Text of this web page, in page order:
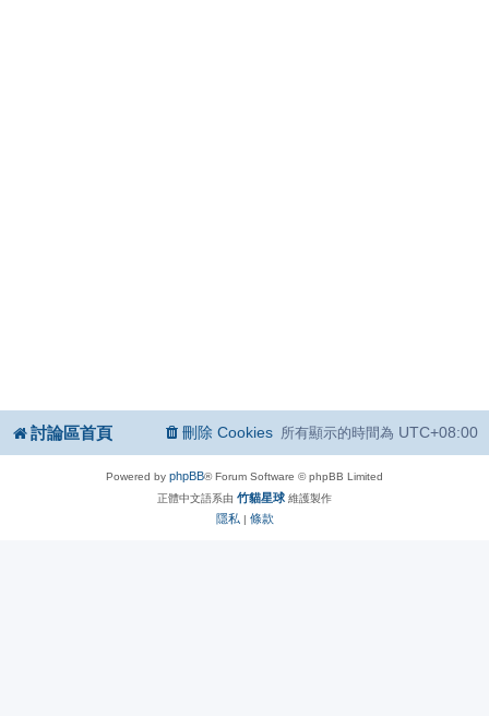
討論區首頁 所有顯示的時間為 UTC+08:00
刪除 Cookies
Powered by phpBB® Forum Software © phpBB Limited
正體中文語系由 竹貓星球 維護製作
隱私 | 條款